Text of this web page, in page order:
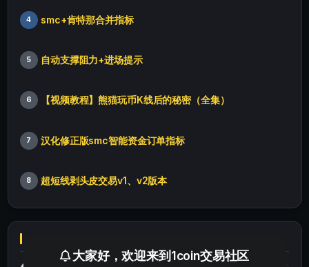
4 smc+肯特那合并指标
5 自动支撑阻力+进场提示
6 【视频教程】熊猫玩币K线后的秘密（全集）
7 汉化修正版smc智能资金订单指标
8 超短线剥头皮交易v1、v2版本
大家好，欢迎来到1coin交易社区